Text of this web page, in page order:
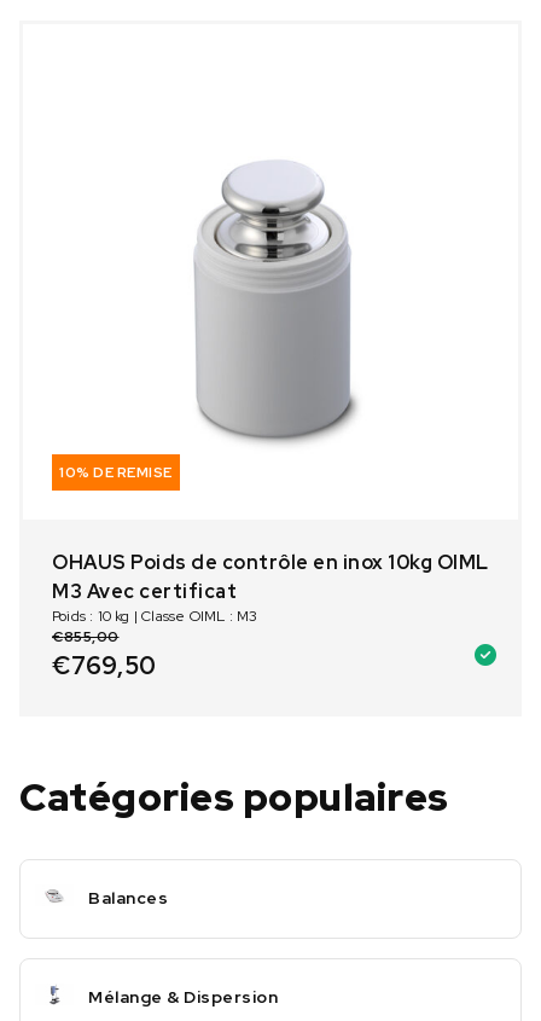
10% DE REMISE
OHAUS Poids de contrôle en inox 10kg OIML
M3 Avec certificat
Poids : 10 kg | Classe OIML : M3
€855,00
€769,50
Catégories populaires
Balances
Mélange & Dispersion